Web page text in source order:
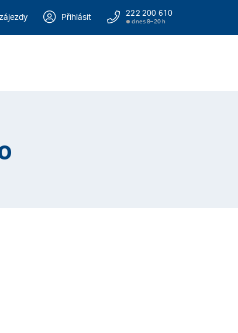
Přihlásit 222 200 610
dnes 8–20 h